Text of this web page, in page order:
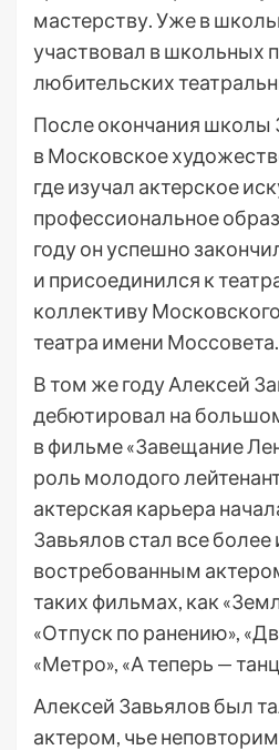
мастерству. Уже в
участвовал в школьных
любительских
После окончания школы
в Московское
где изучал актерское
профессиональное
году он успешно
и присоединился к
коллективу
театра имени Моссовета.
В том же году Алексей
дебютировал на
в фильме «Завещание
роль молодого
актерская карьера
Завьялов стал все
востребованным
таких фильмах, как
«Отпуск по ранению»,
«Метро», «А теперь —
Алексей Завьялов был
актером, чье